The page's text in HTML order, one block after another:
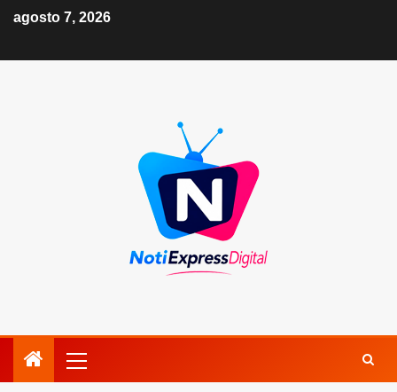
agosto 7, 2026